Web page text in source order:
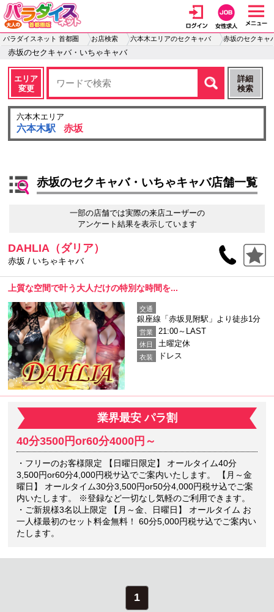
パラダイスネット 首都圏 お店検索 六本木エリアのセクキャバ 赤坂のセクキャ
赤坂のセクキャバ・いちゃキャバ
エリア
変更
詳細
検索
六本木エリア
六本木駅 赤坂
赤坂のセクキャバ・いちゃキャバ店舗一覧
一部の店舗では実際の来店ユーザーの
アンケート結果を表示しています
DAHLIA（ダリア）
赤坂 / いちゃキャバ
上質な空間で叶う大人だけの特別な時間を...
交通
銀座線「赤坂見附駅」より徒歩1分
営業 21:00～LAST
休日 土曜定休
衣装 ドレス
業界最安 パラ割
40分3500円or60分4000円～
・フリーのお客様限定 【日曜日限定】 オールタイム40分
3,500円or60分4,000円税サ込でご案内いたします。 【月～金
曜日】 オールタイム30分3,500円or50分4,000円税サ込でご案
内いたします。 ※登録など一切なし気軽のご利用できます。
・ご新規様3名以上限定 【月～金、日曜日】 オールタイム お
一人様最初のセット料金無料！ 60分5,000円税サ込でご案内い
たします。
1